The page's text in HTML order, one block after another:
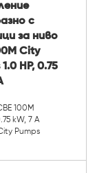
с
за ниво
City
1.0 HP, 0.75
100M
kW, 7 A
Pumps